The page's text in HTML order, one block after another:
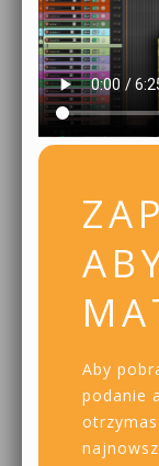
Aby
podanie